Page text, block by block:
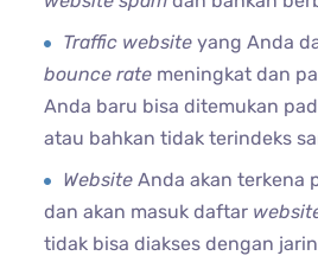
Traffic websiteyang Anda
bounce rate meningkat dan
Anda baru bisa ditemukan
atau bahkan tidak terindeks
WebsiteAnda akan terkena
dan akan masuk daftar
tidak bisa diakses dengan